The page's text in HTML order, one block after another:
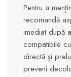
Pentru a
recomandă
imediat după
compatibile
directă și
preveni